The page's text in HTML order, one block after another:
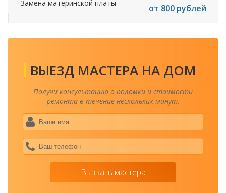
Замена материнской платы от 800 рублей
ВЫЕЗД МАСТЕРА НА ДОМ
Получи консультацию о поломки и стоимости
ремонта в течение нескольких минут.
Вызвать мастера